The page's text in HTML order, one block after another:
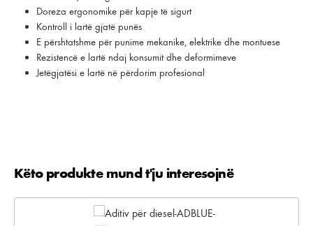
Doreza ergonomike për kapje të sigurt
Kontroll i lartë gjatë punës
E përshtatshme për punime mekanike, elektrike dhe montuese
Rezistencë e lartë ndaj konsumit dhe deformimeve
Jetëgjatësi e lartë në përdorim profesional
Kalo galerinë e produktit
Këto produkte mund t'ju interesojnë